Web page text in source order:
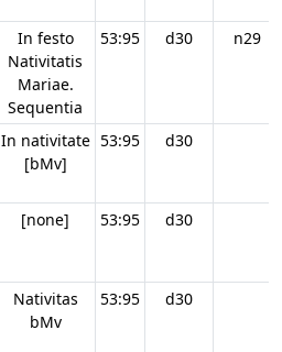
In festo
Nativitatis
Mariae.
Sequentia
53:95 d30 n29
In nativitate
[bMv]
53:95 d30
[none] 53:95 d30
Nativitas
bMv
53:95 d30